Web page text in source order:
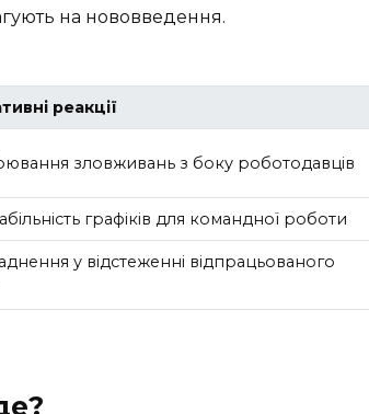
на нововведення.
реакції
зловживань з боку роботодавців
графіків для командної роботи
у відстеженні відпрацьованого